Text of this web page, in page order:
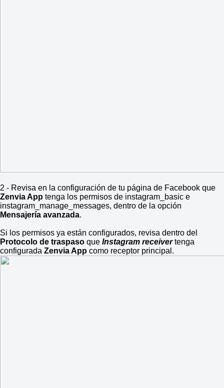
2 - Revisa en la configuración de tu página de Facebook que
Zenvia App tenga los permisos de instagram_basic e
instagram_manage_messages, dentro de la opción
Mensajería avanzada.
Si los permisos ya están configurados, revisa dentro del
Protocolo de traspaso que Instagram receivertenga
configurada Zenvia App como receptor principal.